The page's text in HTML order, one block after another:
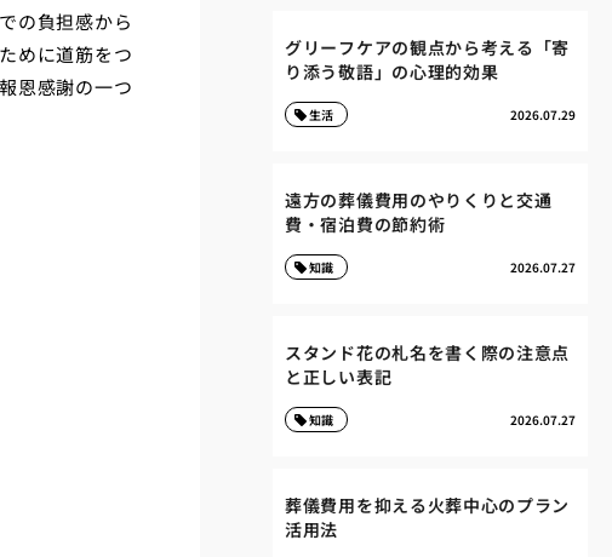
の負担感から
めに道筋をつ
恩感謝の一つ
グリーフケアの観点から考える「寄
り添う敬語」の心理的効果
2026.07.29
生活
遠方の葬儀費用のやりくりと交通
費・宿泊費の節約術
2026.07.27
知識
スタンド花の札名を書く際の注意点
と正しい表記
2026.07.27
知識
葬儀費用を抑える火葬中心のプラン
活用法